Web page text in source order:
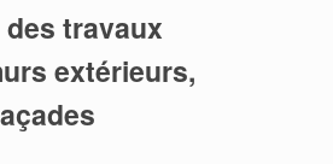
travaux
extérieurs,